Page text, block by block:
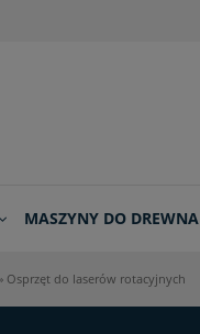
MASZYNY DO DREWNA
Osprzęt do laserów rotacyjnych